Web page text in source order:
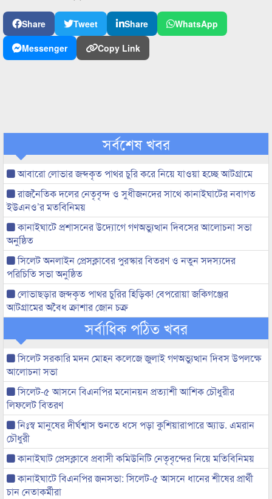
Share Tweet Share
WhatsApp
Messenger
Copy Link
সর্বশেষ খবর
আবারো লোভার জব্দকৃত পাথর চুরি করে নিয়ে যাওয়া হচ্ছে আটগ্রামে
রাজনৈতিক দলের নেতৃবৃন্দ ও সুধীজনদের সাথে কানাইঘাটের নবাগত
ইউএনও’র মতবিনিময়
কানাইঘাটে প্রশাসনের উদ্যোগে গণঅভ্যুত্থান দিবসের আলোচনা সভা
অনুষ্ঠিত
সিলেট অনলাইন প্রেসক্লাবের পুরস্কার বিতরণ ও নতুন সদস্যদের
পরিচিতি সভা অনুষ্ঠিত
লোভাছড়ার জব্দকৃত পাথর চুরির হিড়িক! বেপরোয়া জকিগঞ্জের
আটগ্রামের অবৈধ ক্রাশার জোন চক্র
সর্বাধিক পঠিত খবর
সিলেট সরকারি মদন মোহন কলেজে জুলাই গণঅভ্যুত্থান দিবস উপলক্ষে
আলোচনা সভা
সিলেট-৫ আসনে বিএনপির মনোনয়ন প্রত্যাশী আশিক চৌধুরীর
লিফলেট বিতরণ
নিঃস্ব মানুষের দীর্ঘশ্বাস শুনতে ধসে পড়া কুশিয়ারাপারে অ্যাড. এমরান
চৌধুরী
কানাইঘাট প্রেসক্লাবে প্রবাসী কমিউনিটি নেতৃবৃন্দের নিয়ে মতিবিনিময়
কানাইঘাটে বিএনপির জনসভা: সিলেট-৫ আসনে ধানের শীষের প্রার্থী
চান নেতাকর্মীরা